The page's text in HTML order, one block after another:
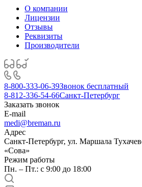
О компании
Лицензии
Отзывы
Реквизиты
Производители
8-800-333-06-39Звонок бесплатный
8-812-336-54-66Санкт-Петербург
Заказать звонок
E-mail
medi@breman.ru
Адрес
Санкт-Петербург, ул. Маршала
«Сова»
Режим работы
Пн. – Пт.: с 9:00 до 18:00